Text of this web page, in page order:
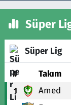
Süper
Süper Lig
# Takım
1 Amed